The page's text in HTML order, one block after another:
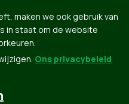
| Gebouwd door Tectonica
maken we ook gebruik van
in staat om de website
Ons privacybeleid